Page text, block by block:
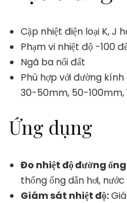
Cặp nhiệt điện loại K, J
Phạm vi nhiệt độ -100
Ngã ba nối đất
Phù hợp với đường
30-50mm, 50-100mm,
Ứng dụng
Đo nhiệt độ đường
thống ống dẫn hơi,
Giám sát nhiệt độ: